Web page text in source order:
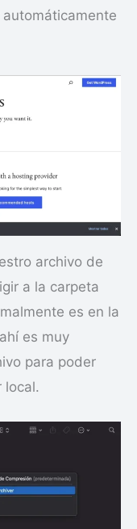
archivo de
a la carpeta
es en la
es muy
para poder
local.